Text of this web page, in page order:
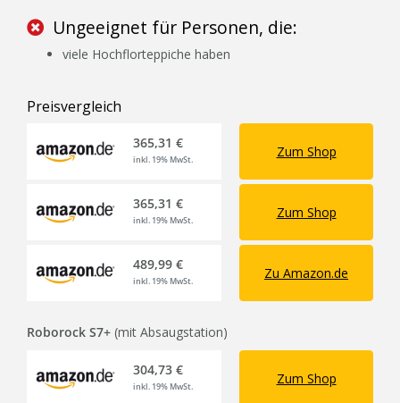
Ungeeignet für Personen, die:
viele Hochflorteppiche haben
Preisvergleich
365,31 €
inkl. 19% MwSt. Zum Shop
365,31 €
inkl. 19% MwSt. Zum Shop
489,99 €
inkl. 19% MwSt. Zu Amazon.de
Roborock S7+ (mit Absaugstation)
304,73 €
inkl. 19% MwSt. Zum Shop